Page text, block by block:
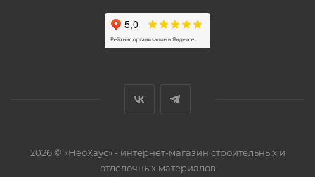
2026 © «НеоХаус» - интернет-магазин строительных и
отделочных материалов